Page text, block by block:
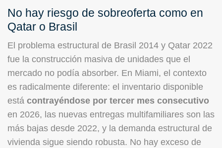
No hay riesgo de sobreoferta como en
Qatar o Brasil
El problema estructural de Brasil 2014 y Qatar 2022
fue la construcción masiva de unidades que el
mercado no podía absorber. En Miami, el contexto
es radicalmente diferente: el inventario disponible
está contrayéndose por tercer mes consecutivo
en 2026, las nuevas entregas multifamiliares son las
más bajas desde 2022, y la demanda estructural de
vivienda sigue siendo robusta. No hay exceso de